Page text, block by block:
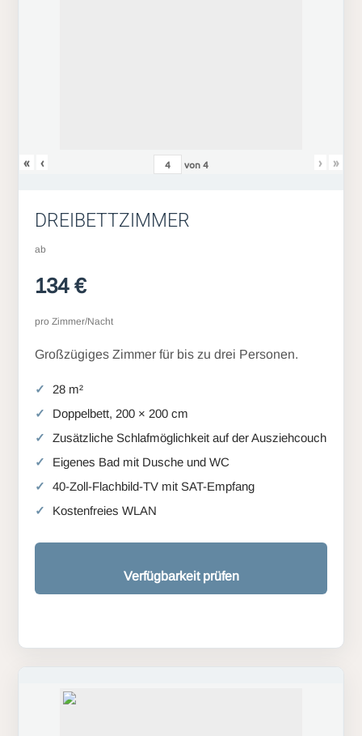
« ‹ von4 › »
DREIBETTZIMMER
ab
134 €
pro Zimmer/Nacht
Großzügiges Zimmer für bis zu drei Personen.
28 m²
Doppelbett, 200 × 200 cm
Zusätzliche Schlafmöglichkeit auf der Ausziehcouch
Eigenes Bad mit Dusche und WC
40-Zoll-Flachbild-TV mit SAT-Empfang
Kostenfreies WLAN
Verfügbarkeit prüfen